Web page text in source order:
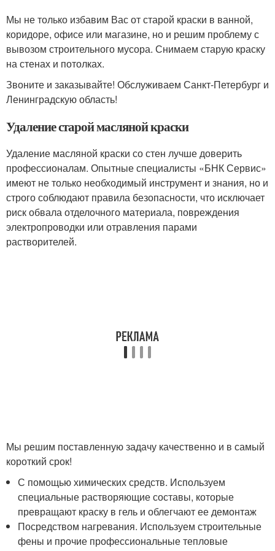
Мы не только избавим Вас от старой краски в ванной,
коридоре, офисе или магазине, но и решим проблему с
вывозом строительного мусора. Снимаем старую краску
на стенах и потолках.
Звоните и заказывайте! Обслуживаем Санкт-Петербург и
Ленинградскую область!
Удаление старой масляной краски
Удаление масляной краски со стен лучше доверить
профессионалам. Опытные специалисты «БНК Сервис»
имеют не только необходимый инструмент и знания, но и
строго соблюдают правила безопасности, что исключает
риск обвала отделочного материала, повреждения
электропроводки или отравления парами
растворителей.
Мы решим поставленную задачу качественно и в самый
короткий срок!
С помощью химических средств. Используем
специальные растворяющие составы, которые
превращают краску в гель и облегчают ее демонтаж
Посредством нагревания. Используем строительные
фены и прочие профессиональные тепловые